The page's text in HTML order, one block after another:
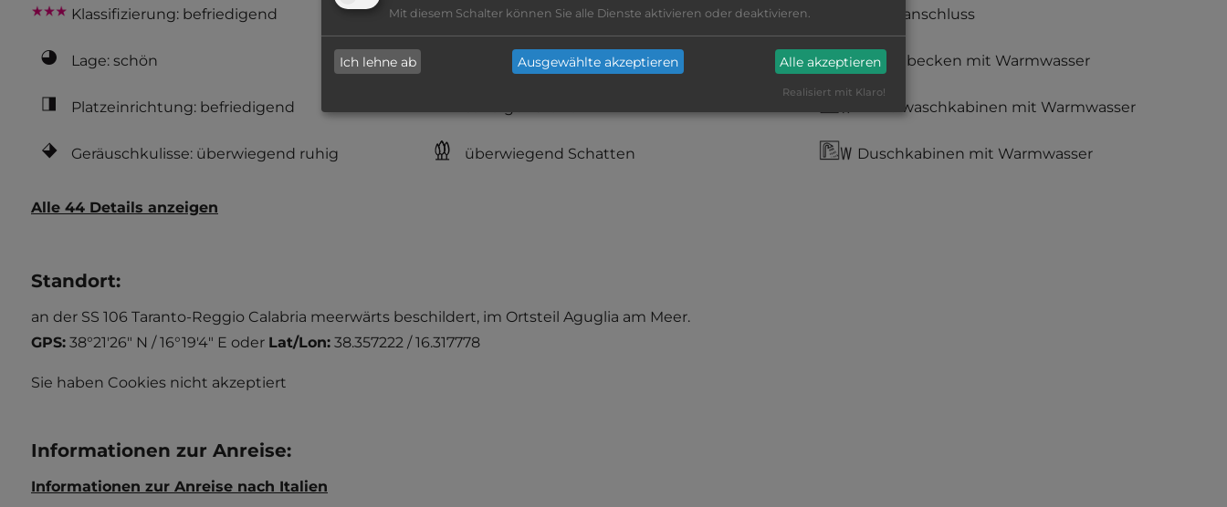
Klassifizierung: befriedigend
Lage: schön
Platzeinrichtung: befriedigend
Geräuschkulisse: überwiegend ruhig
Service: gut, überdurchschnittlich
Campingplatz befindet sich am Wasser
überwiegend Schatten
Stromanschluss
Waschbecken mit Warmwasser
Einzelwaschkabinen mit Warmwasser
Duschkabinen mit Warmwasser
Alle 44 Details anzeigen
Standort:
an der SS 106 Taranto-Reggio Calabria meerwärts beschildert, im Ortsteil Aguglia am Meer.
GPS: 38°21'26" N / 16°19'4" E oder Lat/Lon: 38.357222 / 16.317778
Sie haben Cookies nicht akzeptiert
Informationen zur Anreise:
Informationen zur Anreise nach Italien
Mit diesem Schalter können Sie alle Dienste aktivieren oder deaktivieren.
Ich lehne ab Ausgewählte akzeptieren Alle akzeptieren
Realisiert mit Klaro!